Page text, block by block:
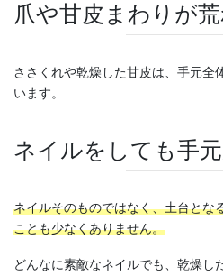
爪や甘皮まわりが
ささくれや乾燥した甘皮は、手元全
います。
ネイルをしても手
ネイルそのものではなく、土台とな
ことも少なくありません。
どんなに素敵なネイルでも、乾燥し